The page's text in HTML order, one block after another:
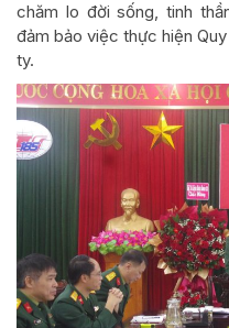
chăm lo đời sống, tinh
đảm bảo việc thực hiện
ty.